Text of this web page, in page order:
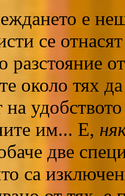
е
се
разстояние
около тях
на
им... Е,
две
са